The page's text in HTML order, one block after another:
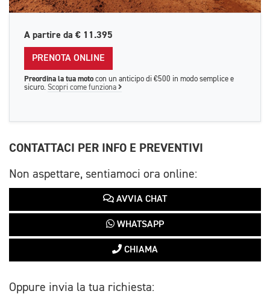
A partire da € 11.395
PRENOTA ONLINE
Preordina la tua moto con un anticipo di €500 in modo semplice e
sicuro. Scopri come funziona
CONTATTACI PER INFO E PREVENTIVI
Non aspettare, sentiamoci ora online:
AVVIA CHAT
WHATSAPP
CHIAMA
Oppure invia la tua richiesta: